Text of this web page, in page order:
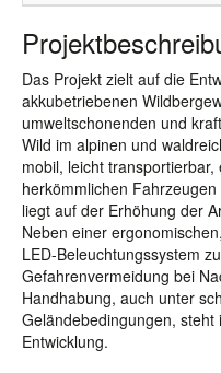
Das Projekt zielt auf die
akkubetriebenen
umweltschonenden und
Wild im alpinen und
mobil, leicht
herkömmlichen
liegt auf der Erhöhung der
Neben einer
LED-Beleuchtungssystem
Gefahrenvermeidung bei
Handhabung, auch unter
Geländebedingungen,
Entwicklung.